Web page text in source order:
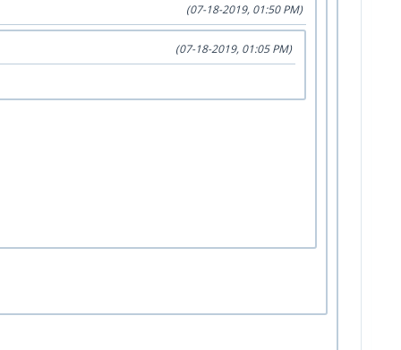
(07-18-2019, 01:50 PM)
(07-18-2019, 01:05 PM)